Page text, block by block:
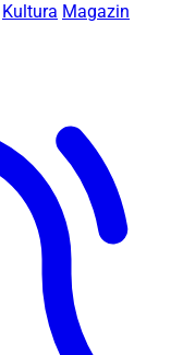
Kultura Magazin